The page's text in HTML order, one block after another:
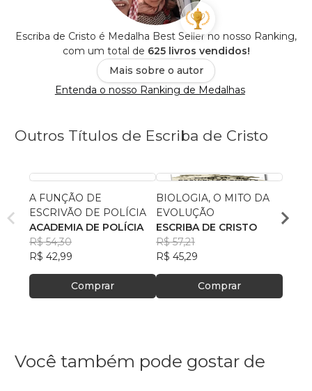
Escriba de Cristo é Medalha Best Seller no nosso Ranking,
com um total de 625 livros vendidos!
Mais sobre o autor
Entenda o nosso Ranking de Medalhas
Outros Títulos de Escriba de Cristo
A FUNÇÃO DE
ESCRIVÃO DE POLÍCIA
ACADEMIA DE POLÍCIA
R$ 54,30
R$ 42,99
Comprar
BIOLOGIA, O MITO DA
EVOLUÇÃO
ESCRIBA DE CRISTO
R$ 57,21
R$ 45,29
Comprar
Você também pode gostar de